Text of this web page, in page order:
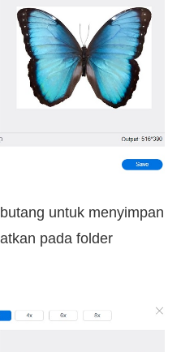
butang untuk menyimpan
pada folder